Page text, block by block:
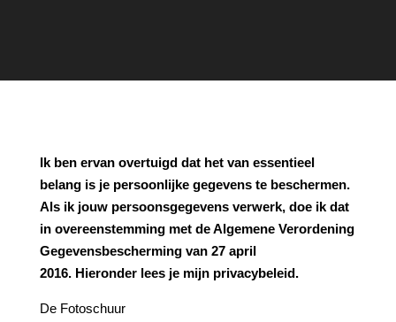
Ik ben ervan overtuigd dat het van essentieel
belang is je persoonlijke gegevens te beschermen.
Als ik jouw persoonsgegevens verwerk, doe ik dat
in overeenstemming met de Algemene Verordening
Gegevensbescherming van 27 april
2016. Hieronder lees je mijn privacybeleid.
De Fotoschuur